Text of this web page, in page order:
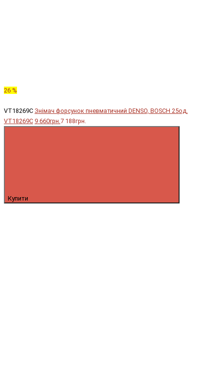
26 %
VT18269C Знімач форсунок пневматичний DENSO, BOSCH 25од.
VT18269C 9 660грн.7 188грн.
Купити